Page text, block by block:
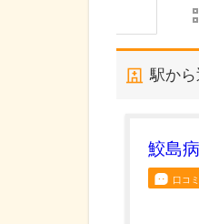
駅か
鮫島
口コミ